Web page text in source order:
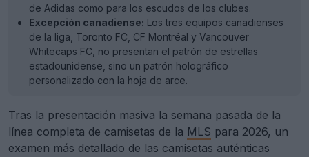
de Adidas como para los escudos de los clubes.
Excepción canadiense: Los tres equipos canadienses
de la liga, Toronto FC, CF Montréal y Vancouver
Whitecaps FC, no presentan el patrón de estrellas
estadounidense, sino un patrón holográfico
personalizado con la hoja de arce.
Tras la presentación masiva la semana pasada de la
línea completa de camisetas de la MLS para 2026, un
examen más detallado de las camisetas auténticas